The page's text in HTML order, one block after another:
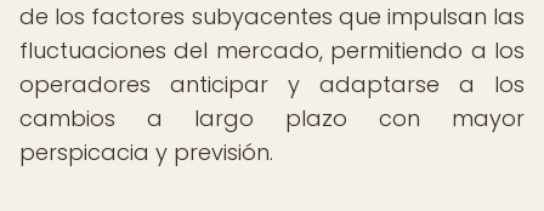
de los factores subyacentes que impulsan las
fluctuaciones del mercado, permitiendo a los
operadores anticipar y adaptarse a los
cambios a largo plazo con mayor
perspicacia y previsión.